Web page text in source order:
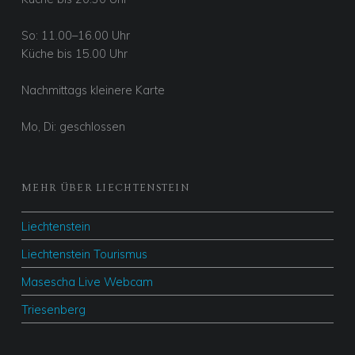
So: 11.00–16.00 Uhr
Küche bis 15.00 Uhr
Nachmittags kleinere Karte
Mo, Di: geschlossen
MEHR ÜBER LIECHTENSTEIN
Liechtenstein
Liechtenstein Tourismus
Masescha Live Webcam
Triesenberg